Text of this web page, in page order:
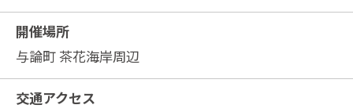
開催場所
与論町 茶花海岸周辺
交通アクセス